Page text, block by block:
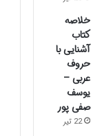
خلاصه
کتاب
آشنایی با
حروف
عربی –
یوسف
صفی پور
22 تیر